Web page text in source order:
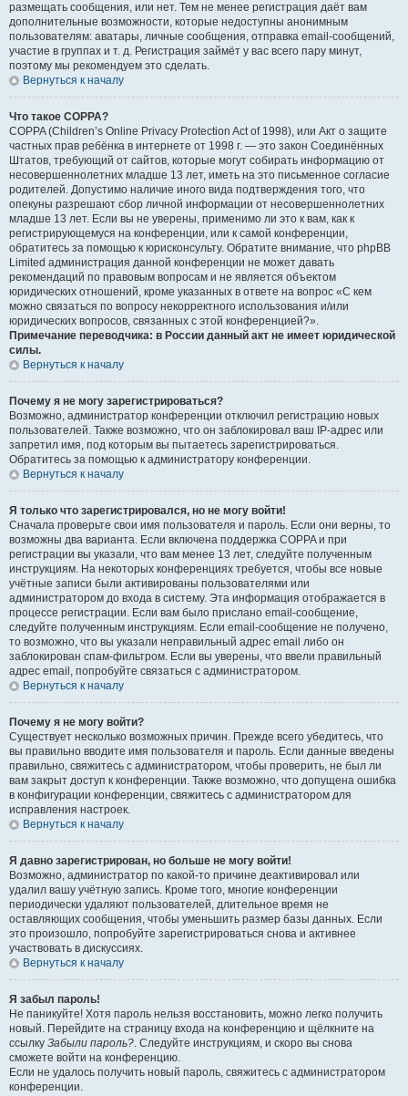
размещать сообщения, или нет. Тем не менее регистрация даёт вам
дополнительные возможности, которые недоступны анонимным
пользователям: аватары, личные сообщения, отправка email-сообщений,
участие в группах и т. д. Регистрация займёт у вас всего пару минут,
поэтому мы рекомендуем это сделать.
Вернуться к началу
Что такое COPPA?
COPPA (Children’s Online Privacy Protection Act of 1998), или Акт о защите
частных прав ребёнка в интернете от 1998 г. — это закон Соединённых
Штатов, требующий от сайтов, которые могут собирать информацию от
несовершеннолетних младше 13 лет, иметь на это письменное согласие
родителей. Допустимо наличие иного вида подтверждения того, что
опекуны разрешают сбор личной информации от несовершеннолетних
младше 13 лет. Если вы не уверены, применимо ли это к вам, как к
регистрирующемуся на конференции, или к самой конференции,
обратитесь за помощью к юрисконсульту. Обратите внимание, что phpBB
Limited администрация данной конференции не может давать
рекомендаций по правовым вопросам и не является объектом
юридических отношений, кроме указанных в ответе на вопрос «С кем
можно связаться по вопросу некорректного использования и/или
юридических вопросов, связанных с этой конференцией?».
Примечание переводчика: в России данный акт не имеет юридической
силы.
Вернуться к началу
Почему я не могу зарегистрироваться?
Возможно, администратор конференции отключил регистрацию новых
пользователей. Также возможно, что он заблокировал ваш IP-адрес или
запретил имя, под которым вы пытаетесь зарегистрироваться.
Обратитесь за помощью к администратору конференции.
Вернуться к началу
Я только что зарегистрировался, но не могу войти!
Сначала проверьте свои имя пользователя и пароль. Если они верны, то
возможны два варианта. Если включена поддержка COPPA и при
регистрации вы указали, что вам менее 13 лет, следуйте полученным
инструкциям. На некоторых конференциях требуется, чтобы все новые
учётные записи были активированы пользователями или
администратором до входа в систему. Эта информация отображается в
процессе регистрации. Если вам было прислано email-сообщение,
следуйте полученным инструкциям. Если email-сообщение не получено,
то возможно, что вы указали неправильный адрес email либо он
заблокирован спам-фильтром. Если вы уверены, что ввели правильный
адрес email, попробуйте связаться с администратором.
Вернуться к началу
Почему я не могу войти?
Существует несколько возможных причин. Прежде всего убедитесь, что
вы правильно вводите имя пользователя и пароль. Если данные введены
правильно, свяжитесь с администратором, чтобы проверить, не был ли
вам закрыт доступ к конференции. Также возможно, что допущена ошибка
в конфигурации конференции, свяжитесь с администратором для
исправления настроек.
Вернуться к началу
Я давно зарегистрирован, но больше не могу войти!
Возможно, администратор по какой-то причине деактивировал или
удалил вашу учётную запись. Кроме того, многие конференции
периодически удаляют пользователей, длительное время не
оставляющих сообщения, чтобы уменьшить размер базы данных. Если
это произошло, попробуйте зарегистрироваться снова и активнее
участвовать в дискуссиях.
Вернуться к началу
Я забыл пароль!
Не паникуйте! Хотя пароль нельзя восстановить, можно легко получить
новый. Перейдите на страницу входа на конференцию и щёлкните на
ссылку Забыли пароль?. Следуйте инструкциям, и скоро вы снова
сможете войти на конференцию.
Если не удалось получить новый пароль, свяжитесь с администратором
конференции.